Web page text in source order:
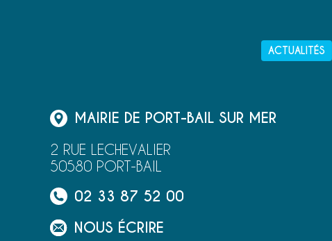
ACTUALITÉS
MAIRIE DE PORT-BAIL SUR MER
2 RUE LECHEVALIER
50580 PORT-BAIL
02 33 87 52 00
NOUS ÉCRIRE